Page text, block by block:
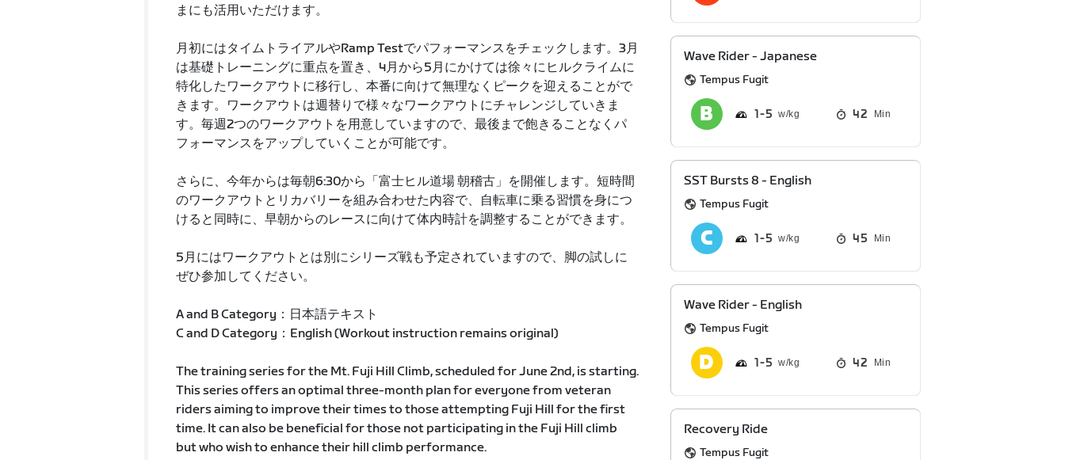
まにも活用いただけます。
月初にはタイムトライアルやRamp Testでパフォーマンスをチェックします。3月
は基礎トレーニングに重点を置き、4月から5月にかけては徐々にヒルクライムに
特化したワークアウトに移行し、本番に向けて無理なくピークを迎えることがで
きます。ワークアウトは週替りで様々なワークアウトにチャレンジしていきま
す。毎週2つのワークアウトを用意していますので、最後まで飽きることなくパ
フォーマンスをアップしていくことが可能です。
さらに、今年からは毎朝6:30から「富士ヒル道場 朝稽古」を開催します。短時間
のワークアウトとリカバリーを組み合わせた内容で、自転車に乗る習慣を身につ
けると同時に、早朝からのレースに向けて体内時計を調整することができます。
5月にはワークアウトとは別にシリーズ戦も予定されていますので、脚の試しに
ぜひ参加してください。
A and B Category：日本語テキスト
C and D Category：English (Workout instruction remains original)
The training series for the Mt. Fuji Hill Climb, scheduled for June 2nd, is starting.
This series offers an optimal three-month plan for everyone from veteran
riders aiming to improve their times to those attempting Fuji Hill for the first
time. It can also be beneficial for those not participating in the Fuji Hill climb
but who wish to enhance their hill climb performance.
Wave Rider - Japanese
Tempus Fugit
1 5 42 Min
SST Bursts 8 - English
Tempus Fugit
1 5 45 Min
Wave Rider - English
Tempus Fugit
1 5 42 Min
Recovery Ride
Tempus Fugit